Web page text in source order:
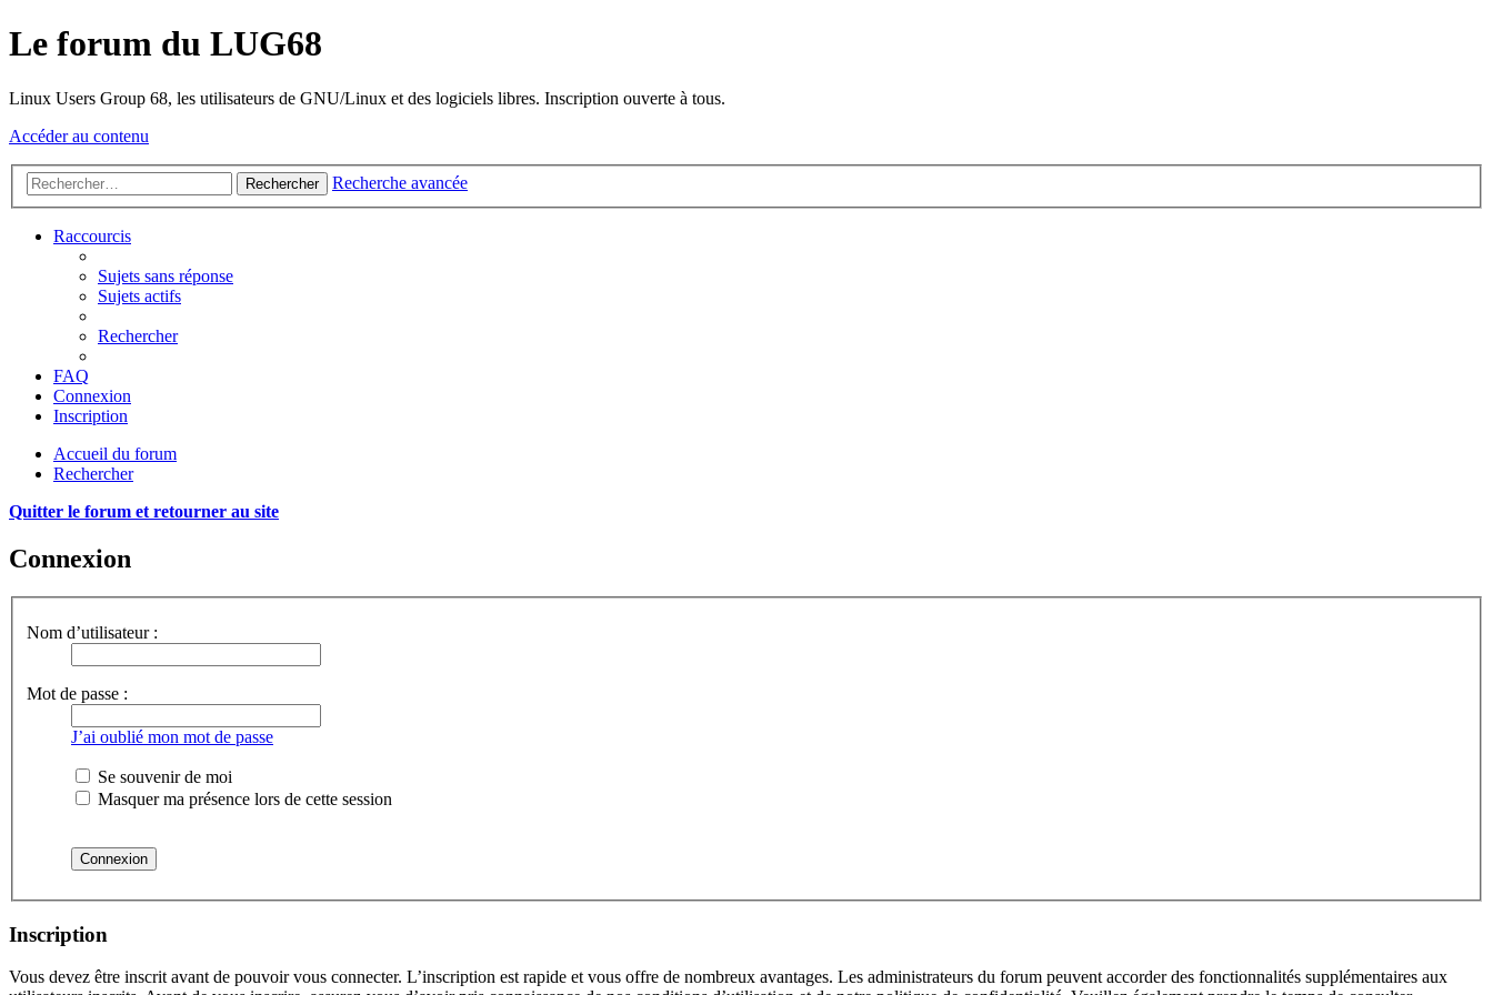
Le forum du LUG68
Linux Users Group 68, les utilisateurs de GNU/Linux et des logiciels libres. Inscription ouverte à tous.
Accéder au contenu
Rechercher Recherche avancée
Raccourcis
Sujets sans réponse
Sujets actifs
Rechercher
FAQ
Connexion
Inscription
Accueil du forum
Rechercher
Quitter le forum et retourner au site
Connexion
Nom d’utilisateur :
Mot de passe :
J’ai oublié mon mot de passe
Se souvenir de moi
Masquer ma présence lors de cette session
Inscription
Vous devez être inscrit avant de pouvoir vous connecter. L’inscription est rapide et vous offre de nombreux avantages. Les administrateurs du forum peuvent accorder des fonctionnalités supplémentaires aux